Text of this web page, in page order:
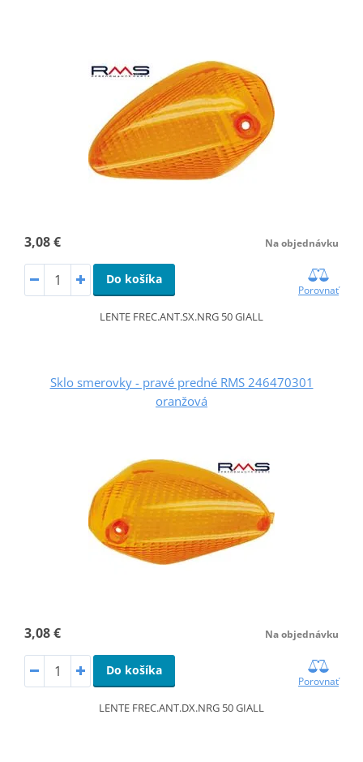
3,08 € Na objednávku
Do košíka
Porovnať
LENTE FREC.ANT.SX.NRG 50 GIALL
Sklo smerovky - pravé predné RMS 246470301
oranžová
3,08 € Na objednávku
Do košíka
Porovnať
LENTE FREC.ANT.DX.NRG 50 GIALL